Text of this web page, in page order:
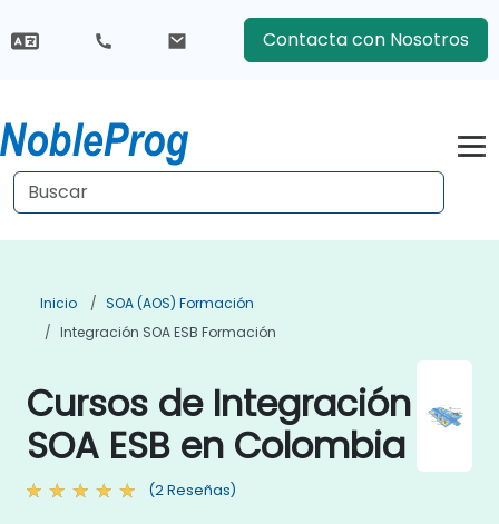
Contacta con Nosotros
Inicio
SOA (AOS) Formación
Integración SOA ESB Formación
Cursos de Integración
SOA ESB en Colombia
(2 Reseñas)